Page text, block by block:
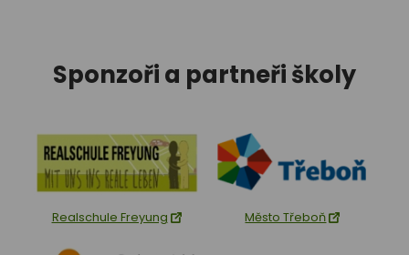
Sponzoři a partneři školy
Realschule Freyung Město Třeboň